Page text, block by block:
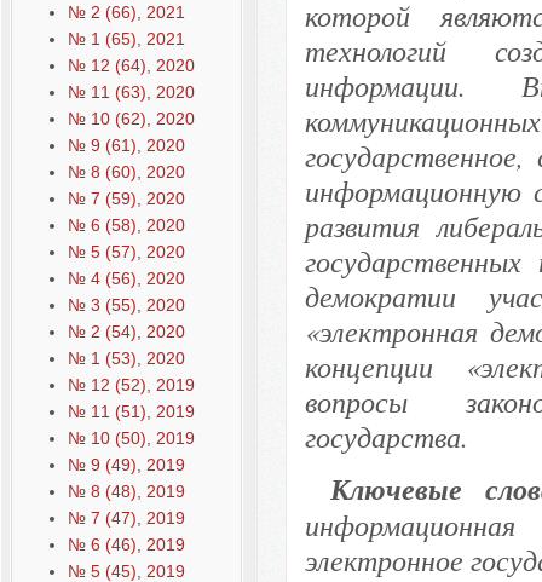
№ 2 (66), 2021
№ 1 (65), 2021
№ 12 (64), 2020
№ 11 (63), 2020
№ 10 (62), 2020
№ 9 (61), 2020
№ 8 (60), 2020
№ 7 (59), 2020
№ 6 (58), 2020
№ 5 (57), 2020
№ 4 (56), 2020
№ 3 (55), 2020
№ 2 (54), 2020
№ 1 (53), 2020
№ 12 (52), 2019
№ 11 (51), 2019
№ 10 (50), 2019
№ 9 (49), 2019
№ 8 (48), 2019
№ 7 (47), 2019
№ 6 (46), 2019
№ 5 (45), 2019
которой
технологий
информации.
информационную
развития
государственных
демократии
«электронная
концепции
вопросы
государства.
Ключевые
электронное